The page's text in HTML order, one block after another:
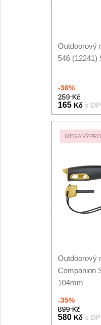
Outdoorový
546 (12241)
-36%
259 Kč
165 Kč s
MEGA
Outdoorový
Companion
104mm
-35%
899 Kč
580 Kč s